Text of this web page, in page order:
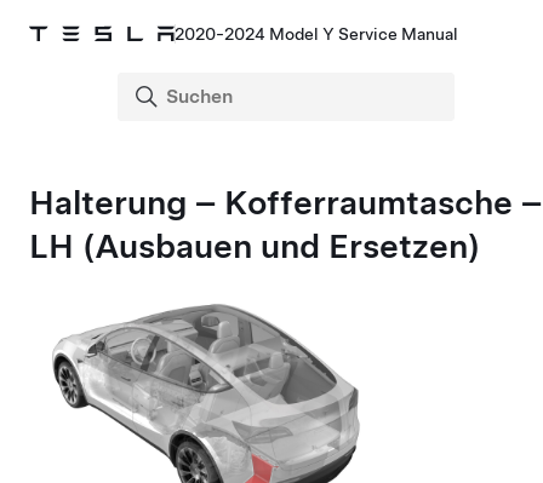
2020-2024 Model Y Service Manual
Halterung – Kofferraumtasche –
LH (Ausbauen und Ersetzen)